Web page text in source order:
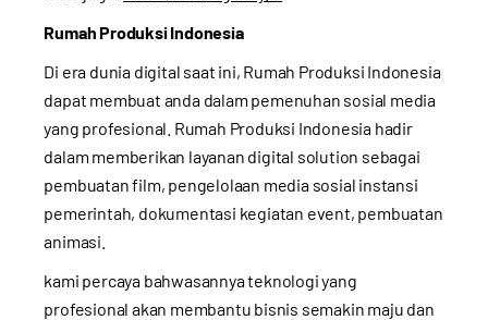
Rumah Produksi Indonesia
Di era dunia digital saat ini, Rumah Produksi Indonesia
dapat membuat anda dalam pemenuhan sosial media
yang profesional. Rumah Produksi Indonesia hadir
dalam memberikan layanan digital solution sebagai
pembuatan film, pengelolaan media sosial instansi
pemerintah, dokumentasi kegiatan event, pembuatan
animasi.
kami percaya bahwasannya teknologi yang
profesional akan membantu bisnis semakin maju dan